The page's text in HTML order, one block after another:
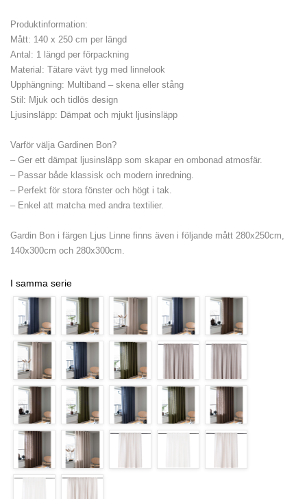
Produktinformation:
Mått: 140 x 250 cm per längd
Antal: 1 längd per förpackning
Material: Tätare vävt tyg med linnelook
Upphängning: Multiband – skena eller stång
Stil: Mjuk och tidlös design
Ljusinsläpp: Dämpat och mjukt ljusinsläpp
Varför välja Gardinen Bon?
– Ger ett dämpat ljusinsläpp som skapar en ombonad atmosfär.
– Passar både klassisk och modern inredning.
– Perfekt för stora fönster och högt i tak.
– Enkel att matcha med andra textilier.
Gardin Bon i färgen Ljus Linne finns även i följande mått 280x250cm,
140x300cm och 280x300cm.
I samma serie